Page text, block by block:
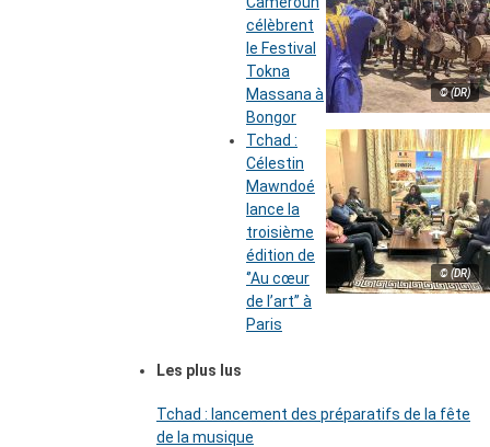
© (DR)
célèbrent
le Festival
Tokna
Massana à
Bongor
© (DR)
Tchad :
Célestin
Mawndoé
lance la
troisième
édition de
‘’Au cœur
de l’art’’ à
Paris
Les plus lus
Tchad : lancement des préparatifs de la fête
de la musique